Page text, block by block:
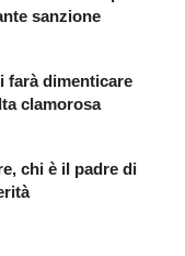
sanzione
farà dimenticare
clamorosa
chi è il padre di